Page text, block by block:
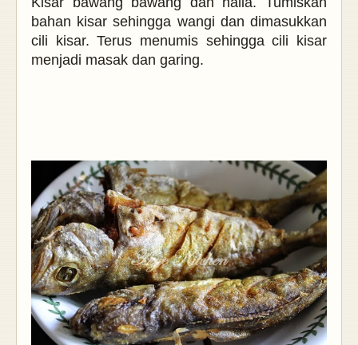
bahan kisar sehingga wangi dan dimasukkan
cili kisar. Terus menumis sehingga cili kisar
menjadi masak dan garing.